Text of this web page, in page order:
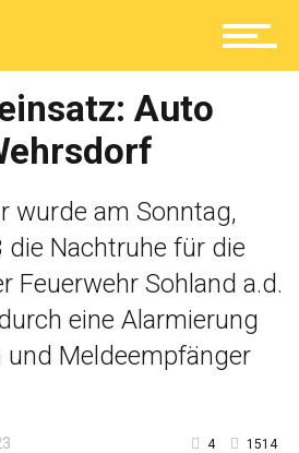
Auto
wurde am Sonntag,
die Nachtruhe für die
Feuerwehr Sohland a.d.
eine Alarmierung
und Meldeempfänger
4 1514